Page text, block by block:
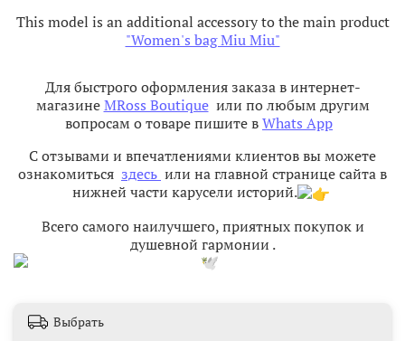
This model is an additional accessory to the main product
"Women's bag Miu Miu"​
Для быстрого оформления заказа в интернет-
магазинеMRoss Boutiqueили по любым другим
вопросам о товаре пишите вWhats App
С отзывами и впечатлениями клиентов вы можете
ознакомиться здесь или на главной странице сайта в
нижней части карусели историй.
Всего самого наилучшего, приятных покупок и
душевной гармонии .
Выбрать